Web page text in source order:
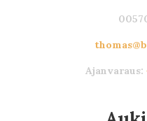
Ajanvaraus: